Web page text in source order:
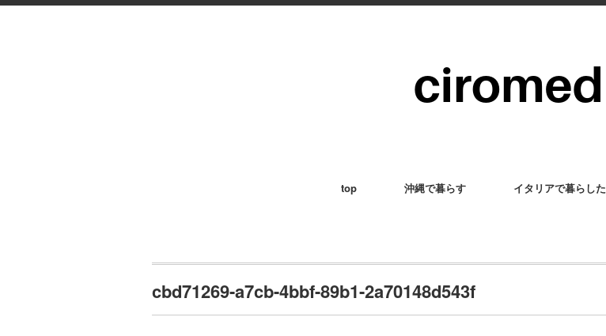
top 沖縄で暮らす イタリアで暮らした
cbd71269-a7cb-4bbf-89b1-2a70148d543f